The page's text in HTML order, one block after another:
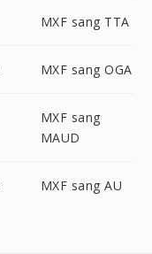
MXF sang TTA
MXF sang OGA
MXF sang
MAUD
MXF sang AU